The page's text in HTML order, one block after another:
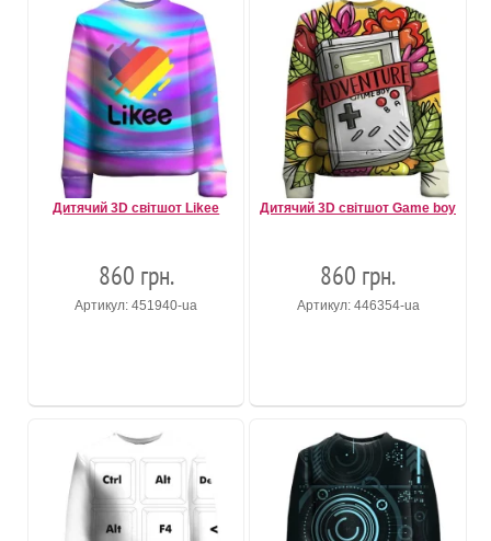
Дитячий 3D світшот Likee
860 грн.
Артикул: 451940-ua
Дитячий 3D світшот Game boy
860 грн.
Артикул: 446354-ua